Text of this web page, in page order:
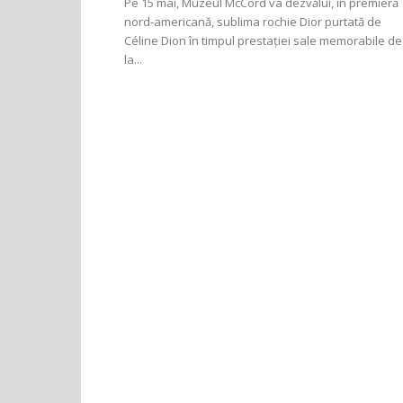
nord-americană, sublima rochie Dior purtată de
Céline Dion în timpul prestației sale memorabile de
la...